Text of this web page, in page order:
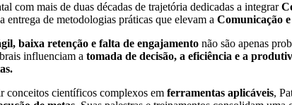
com mais de duas décadas de trajetória dedicadas a integrar
entrega de metodologias práticas que elevam a Comunicação
baixa retenção e falta de engajamento não são apenas
influenciam a tomada de decisão, a eficiência e a
conceitos científicos complexos em ferramentas aplicáveis,